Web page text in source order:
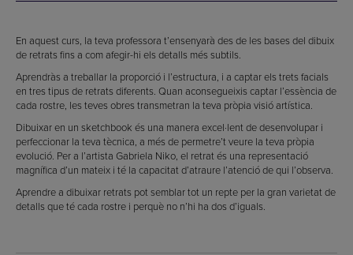
En aquest curs, la teva professora t’ensenyarà des de les bases del dibuix
de retrats fins a com afegir-hi els detalls més subtils.
Aprendràs a treballar la proporció i l’estructura, i a captar els trets facials
en tres tipus de retrats diferents. Quan aconsegueixis captar l’essència de
cada rostre, les teves obres transmetran la teva pròpia visió artística.
Dibuixar en un sketchbook és una manera excel·lent de desenvolupar i
perfeccionar la teva tècnica, a més de permetre’t veure la teva pròpia
evolució. Per a l’artista Gabriela Niko, el retrat és una representació
magnífica d’un mateix i té la capacitat d’atraure l’atenció de qui l’observa.
Aprendre a dibuixar retrats pot semblar tot un repte per la gran varietat de
detalls que té cada rostre i perquè no n’hi ha dos d’iguals.